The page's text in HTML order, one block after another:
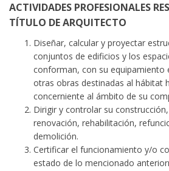
ACTIVIDADES PROFESIONALES
TÍTULO DE ARQUITECTO
Diseñar, calcular y proyectar
conjuntos de edificios y los
conforman, con su equipamiento
otras obras destinadas al hábitat
concerniente al ámbito de su
Dirigir y controlar su
renovación, rehabilitación,
demolición.
Certificar el funcionamiento y/o
estado de lo mencionado